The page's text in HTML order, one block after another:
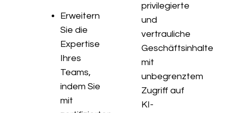
Erweitern
Sie die
Expertise
Ihres
Teams,
indem Sie
mit
privilegierte
und
vertrauliche
Geschäftsinhalte
mit
unbegrenztem
Zugriff auf
KI-